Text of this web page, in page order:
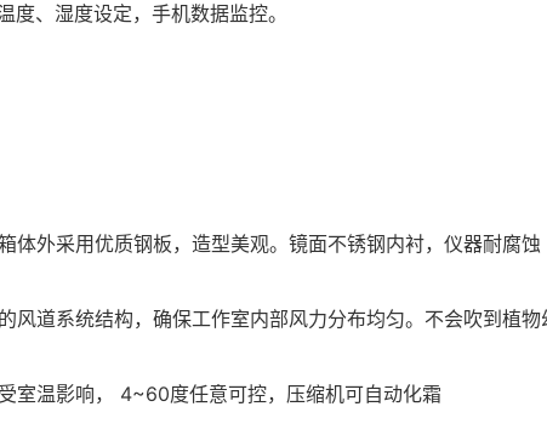
、湿度设定，手机数据监控。
外采用优质钢板，造型美观。镜面不锈钢内衬，仪器耐腐蚀
道系统结构，确保工作室内部风力分布均匀。不会吹到植物
温影响， 4~60度任意可控，压缩机可自动化霜